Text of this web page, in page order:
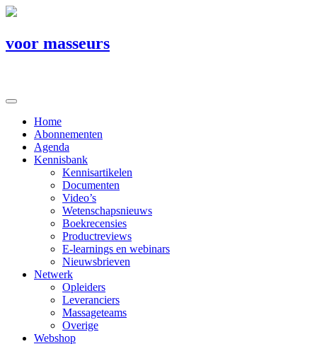
voor masseurs
Home
Abonnementen
Agenda
Kennisbank
Kennisartikelen
Documenten
Video’s
Wetenschapsnieuws
Boekrecensies
Productreviews
E-learnings en webinars
Nieuwsbrieven
Netwerk
Opleiders
Leveranciers
Massageteams
Overige
Webshop